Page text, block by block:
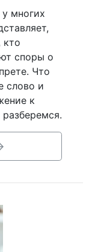
у многих
кто
споры о
Что
слово и
к